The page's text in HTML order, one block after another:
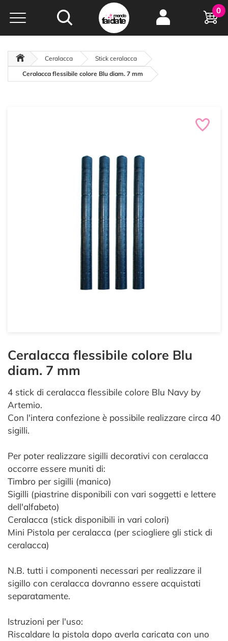
Hobby e
creatività...
oltre 15 anni online
0
Ceralacca
Stick ceralacca
Ceralacca flessibile colore Blu diam. 7 mm
Ceralacca flessibile colore Blu
diam. 7 mm
4 stick di ceralacca flessibile colore Blu Navy by
Artemio.
Con l'intera confezione è possibile realizzare circa 40
sigilli.
Per poter realizzare sigilli decorativi con ceralacca
occorre essere muniti di:
Timbro per sigilli (manico)
Sigilli (piastrine disponibili con vari soggetti e lettere
dell'alfabeto)
Ceralacca (stick disponibili in vari colori)
Mini Pistola per ceralacca (per sciogliere gli stick di
ceralacca)
N.B. tutti i componenti necessari per realizzare il
sigillo con ceralacca dovranno essere acquistati
separatamente.
Istruzioni per l'uso:
Riscaldare la pistola dopo averla caricata con uno